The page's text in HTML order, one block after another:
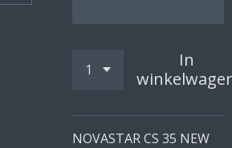
In
NOVASTAR CS 35 NEW